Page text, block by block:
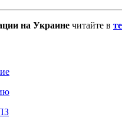
на Украине читайте в